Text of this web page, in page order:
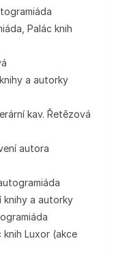
Palác knih
a autorky
kav. Řetězová
autora
knihy a autorky
knih Luxor (akce